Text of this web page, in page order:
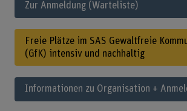
Zur Anmeldung (Warteliste)
Freie Plätze im SAS Gewaltfreie
(GfK) intensiv und nachhaltig
Informationen zu Organisation +